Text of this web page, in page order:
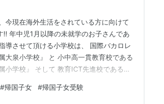
今現在海外生活をされている方に向けて
年中児1月以降の未就学のお子さんであ
導させて頂ける小学校は、 国際バカロレ
大泉小学校』 と 小中高一貫教育校である
小学校』 そして 教育ICT先進校である国
無料となっています。立川国際小は帰国
#帰国子女 #帰国子女受験